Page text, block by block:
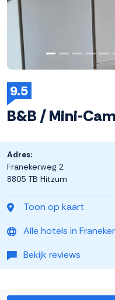
9.5
B&B / Mini-
Toon op kaart
Alle hotels in Franeker
Bekijk reviews
Adres:
Franekerweg 2
8805 TB Hitzum